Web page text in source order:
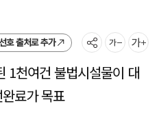
호 출처로 추가
1천여건 불법시설물이 대
료가 목표